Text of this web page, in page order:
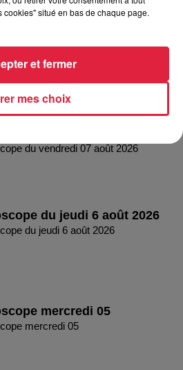
du vendredi 07 août
du vendredi 07 août 2026
du jeudi 6 août 2026
du jeudi 6 août 2026
mercredi 05
mercredi 05
situé en bas de chaque page.
mes choix
et fermer